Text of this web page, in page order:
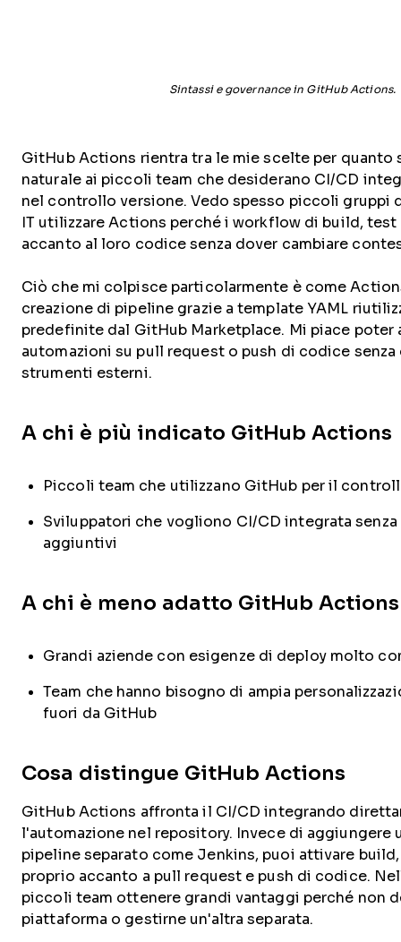
Sintassi e governance in GitHub Actions.
GitHub Actions rientra tra le mie scelte per quanto
naturale ai piccoli team che desiderano CI/CD
nel controllo versione. Vedo spesso piccoli gruppi
IT utilizzare Actions perché i workflow di build,
accanto al loro codice senza dover cambiare
Ciò che mi colpisce particolarmente è come
creazione di pipeline grazie a template YAML
predefinite dal GitHub Marketplace. Mi piace poter
automazioni su pull request o push di codice
strumenti esterni.
A chi è più indicato GitHub Actions
Piccoli team che utilizzano GitHub per il
Sviluppatori che vogliono CI/CD integrata
aggiuntivi
A chi è meno adatto GitHub Actions
Grandi aziende con esigenze di deploy molto
Team che hanno bisogno di ampia
fuori da GitHub
Cosa distingue GitHub Actions
GitHub Actions affronta il CI/CD integrando
l'automazione nel repository. Invece di aggiungere
pipeline separato come Jenkins, puoi attivare
proprio accanto a pull request e push di codice.
piccoli team ottenere grandi vantaggi perché non
piattaforma o gestirne un'altra separata.